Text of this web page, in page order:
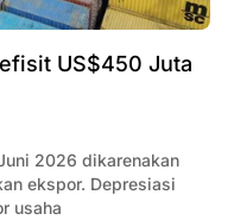
US$450 Juta
2026 dikarenakan
ekspor. Depresiasi
usaha